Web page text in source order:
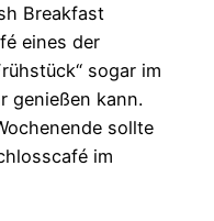
Breakfast
eines der
sogar im
genießen kann.
sollte
im